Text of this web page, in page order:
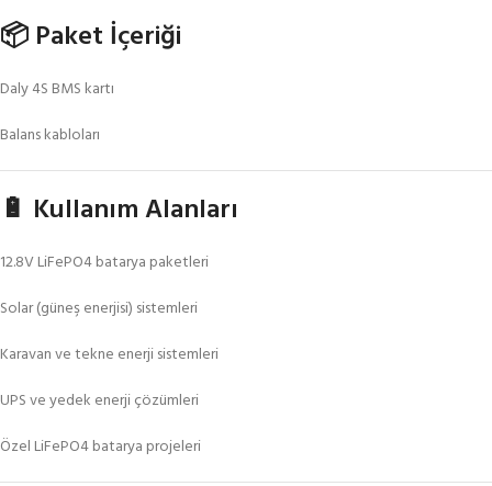
📦 Paket İçeriği
Daly 4S BMS kartı
Balans kabloları
🔋 Kullanım Alanları
12.8V LiFePO4 batarya paketleri
Solar (güneş enerjisi) sistemleri
Karavan ve tekne enerji sistemleri
UPS ve yedek enerji çözümleri
Özel LiFePO4 batarya projeleri